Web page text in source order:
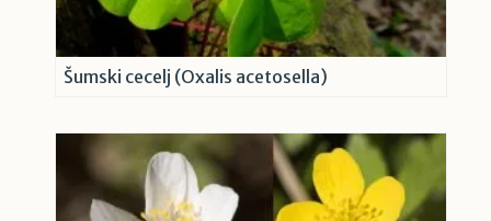
Šumski cecelj (Oxalis acetosella)